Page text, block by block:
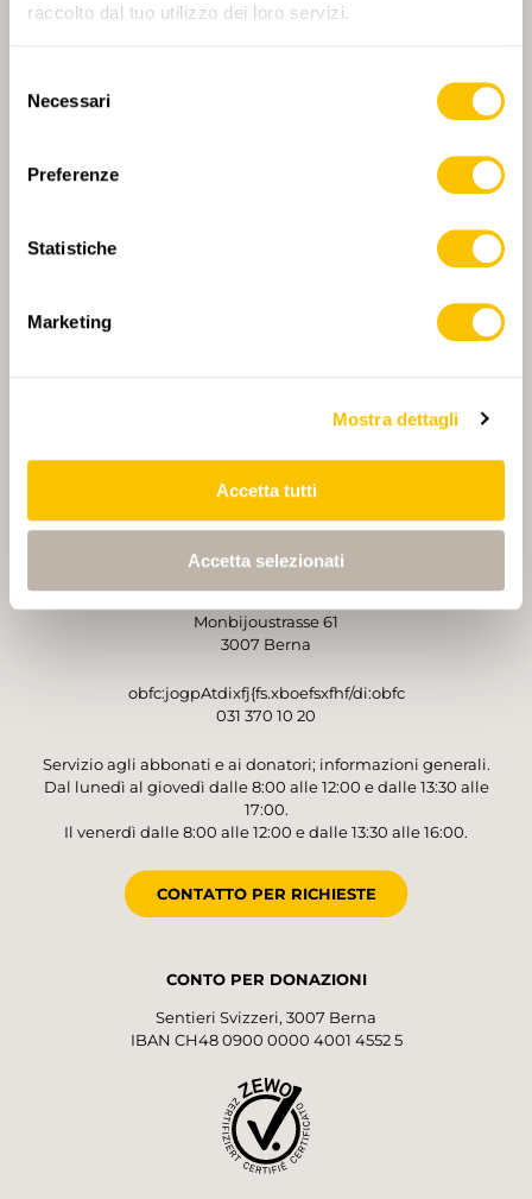
raccolto dal tuo utilizzo dei loro servizi.
delNecessari
Preferenze
Statistiche
Marketing
Mostra dettagli
Accetta tutti
Accetta selezionati
PARTNER PRINCIPALE E PARTNER DI TRASPORTO
GESTORE
Monbijoustrasse 61
3007 Berna
obfc:jogpAtdixfj{fs.xboefsxfhf/di:obfc
031 370 10 20
Servizio agli abbonati e ai donatori; informazioni generali.
Dal lunedì al giovedì dalle 8:00 alle 12:00 e dalle 13:30 alle
17:00.
Il venerdì dalle 8:00 alle 12:00 e dalle 13:30 alle 16:00.
CONTATTO PER RICHIESTE
CONTO PER DONAZIONI
Sentieri Svizzeri, 3007 Berna
IBAN CH48 0900 0000 4001 4552 5